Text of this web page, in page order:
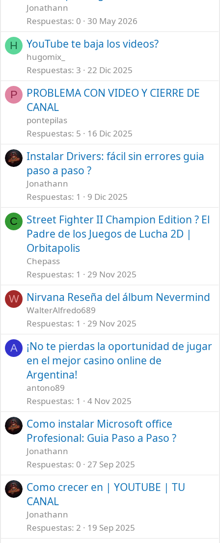
Jonathann
Respuestas 0 30 May 2026
H YouTube te baja los videos?
hugomix_
Respuestas 3 22 Dic 2025
P
PROBLEMA CON VIDEO Y CIERRE DE
CANAL
pontepilas
Respuestas 5 16 Dic 2025
Instalar Drivers: fácil sin errores guia
paso a paso ?
Jonathann
Respuestas 1 9 Dic 2025
C
Street Fighter II Champion Edition ?️ El
Padre de los Juegos de Lucha 2D |
Orbitapolis
Chepass
Respuestas 1 29 Nov 2025
W Nirvana Reseña del álbum Nevermind
WalterAlfredo689
Respuestas 1 29 Nov 2025
A
¡No te pierdas la oportunidad de jugar
en el mejor casino online de
Argentina!
antono89
Respuestas 1 4 Nov 2025
Como instalar Microsoft office
Profesional: Guia Paso a Paso ?
Jonathann
Respuestas 0 27 Sep 2025
Como crecer en | YOUTUBE | TU
CANAL
Jonathann
Respuestas 2 19 Sep 2025